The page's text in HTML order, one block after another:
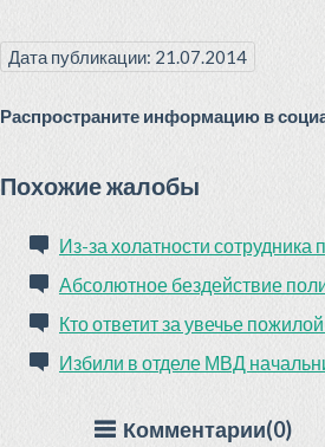
Дата публикации: 21.07.2014
Распространите информацию в
Похожие жалобы
Из-за холатности
Абсолютное бездействие
Кто ответит за увечье
Избили в отделе МВД
Комментарии(0)